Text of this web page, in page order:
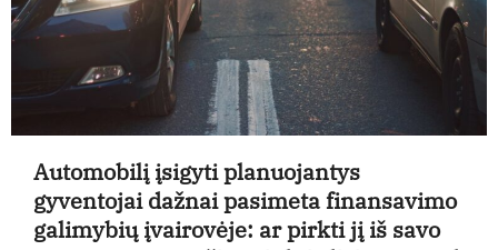
Automobilį įsigyti planuojantys
gyventojai dažnai pasimeta finansavimo
galimybių įvairovėje: ar pirkti jį iš savo